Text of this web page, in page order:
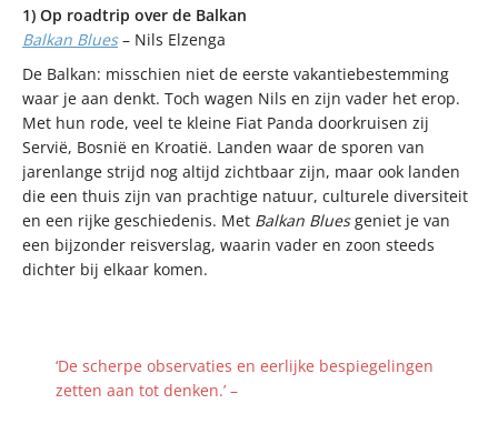
1) Op roadtrip over de Balkan
Balkan Blues– Nils Elzenga
De Balkan: misschien niet de eerste vakantiebestemming
waar je aan denkt. Toch wagen Nils en zijn vader het erop.
Met hun rode, veel te kleine Fiat Panda doorkruisen zij
Servië, Bosnië en Kroatië. Landen waar de sporen van
jarenlange strijd nog altijd zichtbaar zijn, maar ook landen
die een thuis zijn van prachtige natuur, culturele diversiteit
en een rijke geschiedenis. Met Balkan Bluesgeniet je van
een bijzonder reisverslag, waarin vader en zoon steeds
dichter bij elkaar komen.
‘De scherpe observaties en eerlijke bespiegelingen
zetten aan tot denken.’ –